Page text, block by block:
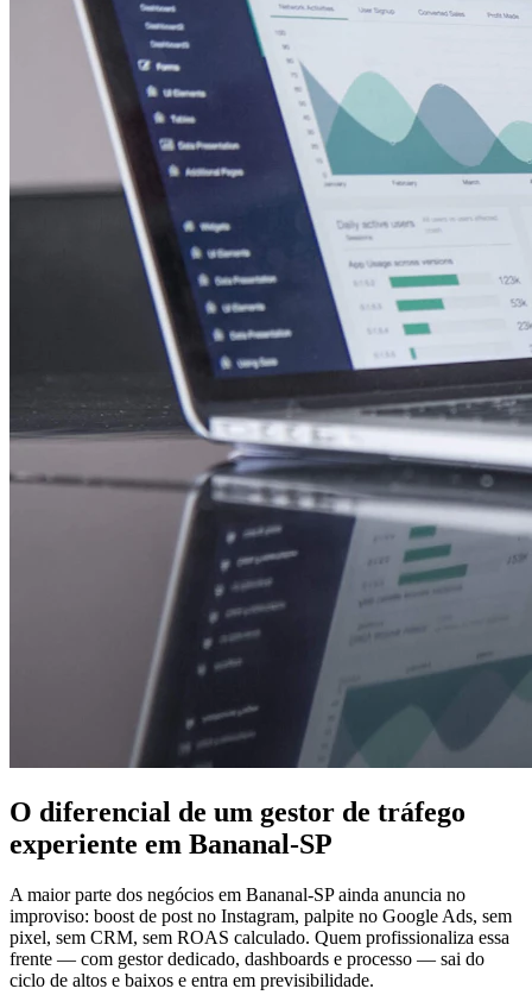
O diferencial de um gestor de tráfego
experiente em Bananal-SP
A maior parte dos negócios em Bananal-SP ainda anuncia no
improviso: boost de post no Instagram, palpite no Google Ads, sem
pixel, sem CRM, sem ROAS calculado. Quem profissionaliza essa
frente — com gestor dedicado, dashboards e processo — sai do
ciclo de altos e baixos e entra em previsibilidade.